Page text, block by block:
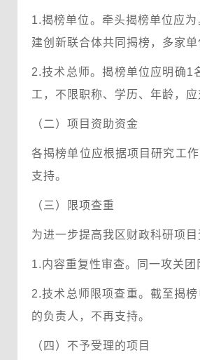
1.揭榜单位。牵头揭榜单位应
建创新联合体共同揭榜，多家
2.技术总师。揭榜单位应明确1
工，不限职称、学历、年龄，
（二）项目资助资金
各揭榜单位应根据项目研究工
支持。
（三）限项查重
为进一步提高我区财政科研项
1.内容重复性审查。同一攻关
2.技术总师限项查重。截至揭
的负责人，不再支持。
（四）不予受理的项目